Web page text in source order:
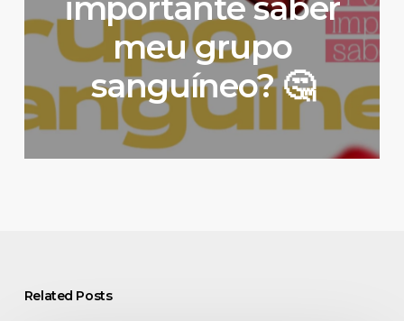
importante saber
meu grupo
sanguíneo? 🤔
Related Posts